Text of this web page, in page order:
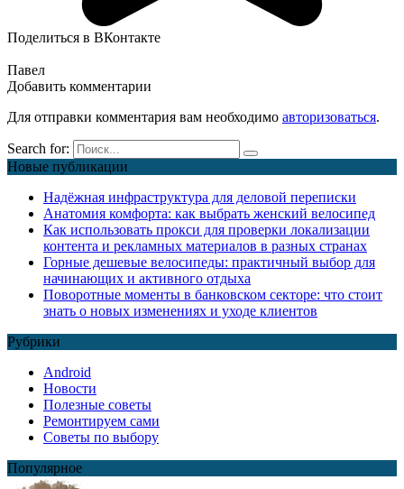
Поделиться в ВКонтакте
Павел
Добавить комментарии
Для отправки комментария вам необходимо авторизоваться.
Search for:
Новые публикации
Надёжная инфраструктура для деловой переписки
Анатомия комфорта: как выбрать женский велосипед
Как использовать прокси для проверки локализации
контента и рекламных материалов в разных странах
Горные дешевые велосипеды: практичный выбор для
начинающих и активного отдыха
Поворотные моменты в банковском секторе: что стоит
знать о новых изменениях и уходе клиентов
Рубрики
Android
Новости
Полезные советы
Ремонтируем сами
Советы по выбору
Популярное